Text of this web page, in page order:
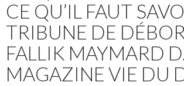
CE QU’IL FAUT
TRIBUNE DE
FALLIK MAYMARD
MAGAZINE VIE DU